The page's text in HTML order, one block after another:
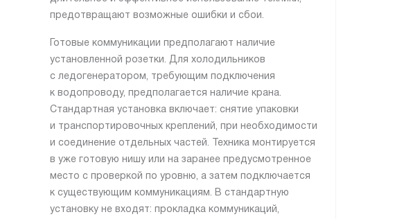
предотвращают возможные ошибки и сбои.
Готовые коммуникации предполагают наличие
установленной розетки. Для холодильников
с ледогенератором, требующим подключения
к водопроводу, предполагается наличие крана.
Стандартная установка включает: снятие упаковки
и транспортировочных креплений, при необходимости
и соединение отдельных частей. Техника монтируется
в уже готовую нишу или на заранее предусмотренное
место с проверкой по уровню, а затем подключается
к существующим коммуникациям. В стандартную
установку не входят: прокладка коммуникаций,